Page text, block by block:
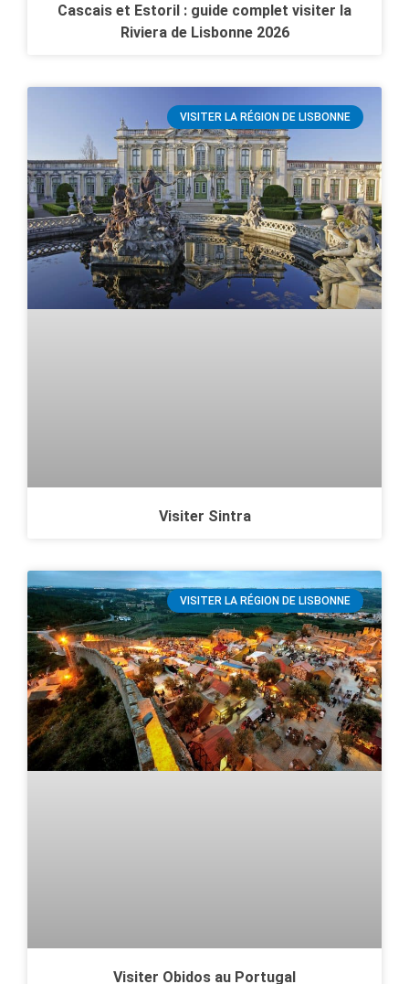
Cascais et Estoril : guide complet visiter la
Riviera de Lisbonne 2026
VISITER LA RÉGION DE LISBONNE
Visiter Sintra
VISITER LA RÉGION DE LISBONNE
Visiter Obidos au Portugal